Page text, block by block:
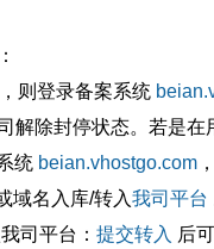
则登录备案系统
除封停状态。若是在
统 beian.vhostgo.com
域名入库/转入我司平台
司平台： 提交转入 后